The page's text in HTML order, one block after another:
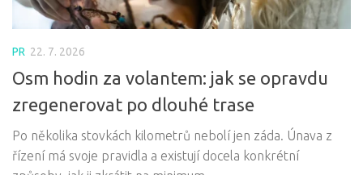
PR 22. 7. 2026
Osm hodin za volantem: jak se opravdu
zregenerovat po dlouhé trase
Po několika stovkách kilometrů nebolí jen záda. Únava z
řízení má svoje pravidla a existují docela konkrétní